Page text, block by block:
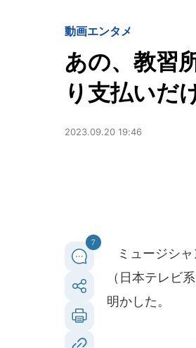
動画エンタメ
あの、教習
り支払いだ
2023.09.20 19:46
7
ミュージシャ
（日本テレビ
明かした。